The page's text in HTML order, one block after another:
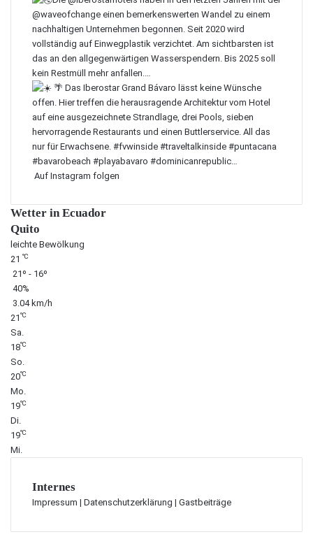
Auf Instagram folgen
Wetter in Ecuador
Quito
leichte Bewölkung
21 ℃
21º - 16º
40%
3.04 km/h
21℃
Sa.
18℃
So.
20℃
Mo.
19℃
Di.
19℃
Mi.
Internes
Impressum | Datenschutzerklärung | Gastbeiträge